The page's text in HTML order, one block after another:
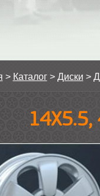
> Каталог> Диски >
14Х5.5,